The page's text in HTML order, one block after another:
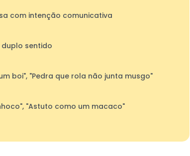
com intenção comunicativa
sentido
boi", "Pedra que rola não junta musgo"
"Astuto como um macaco"